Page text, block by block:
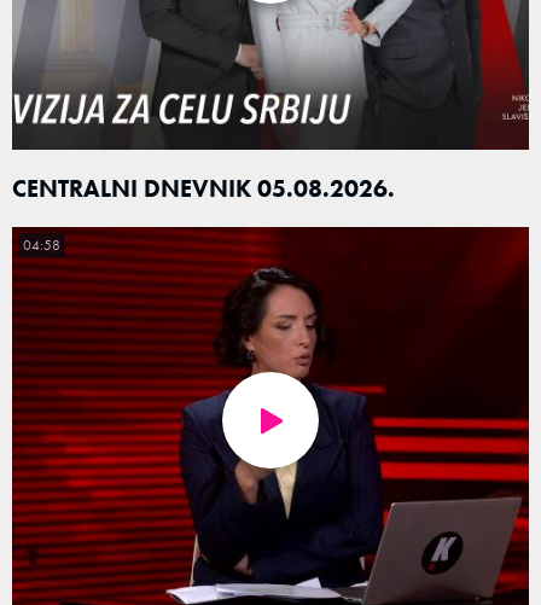
CENTRALNI DNEVNIK 05.08.2026.
04:58